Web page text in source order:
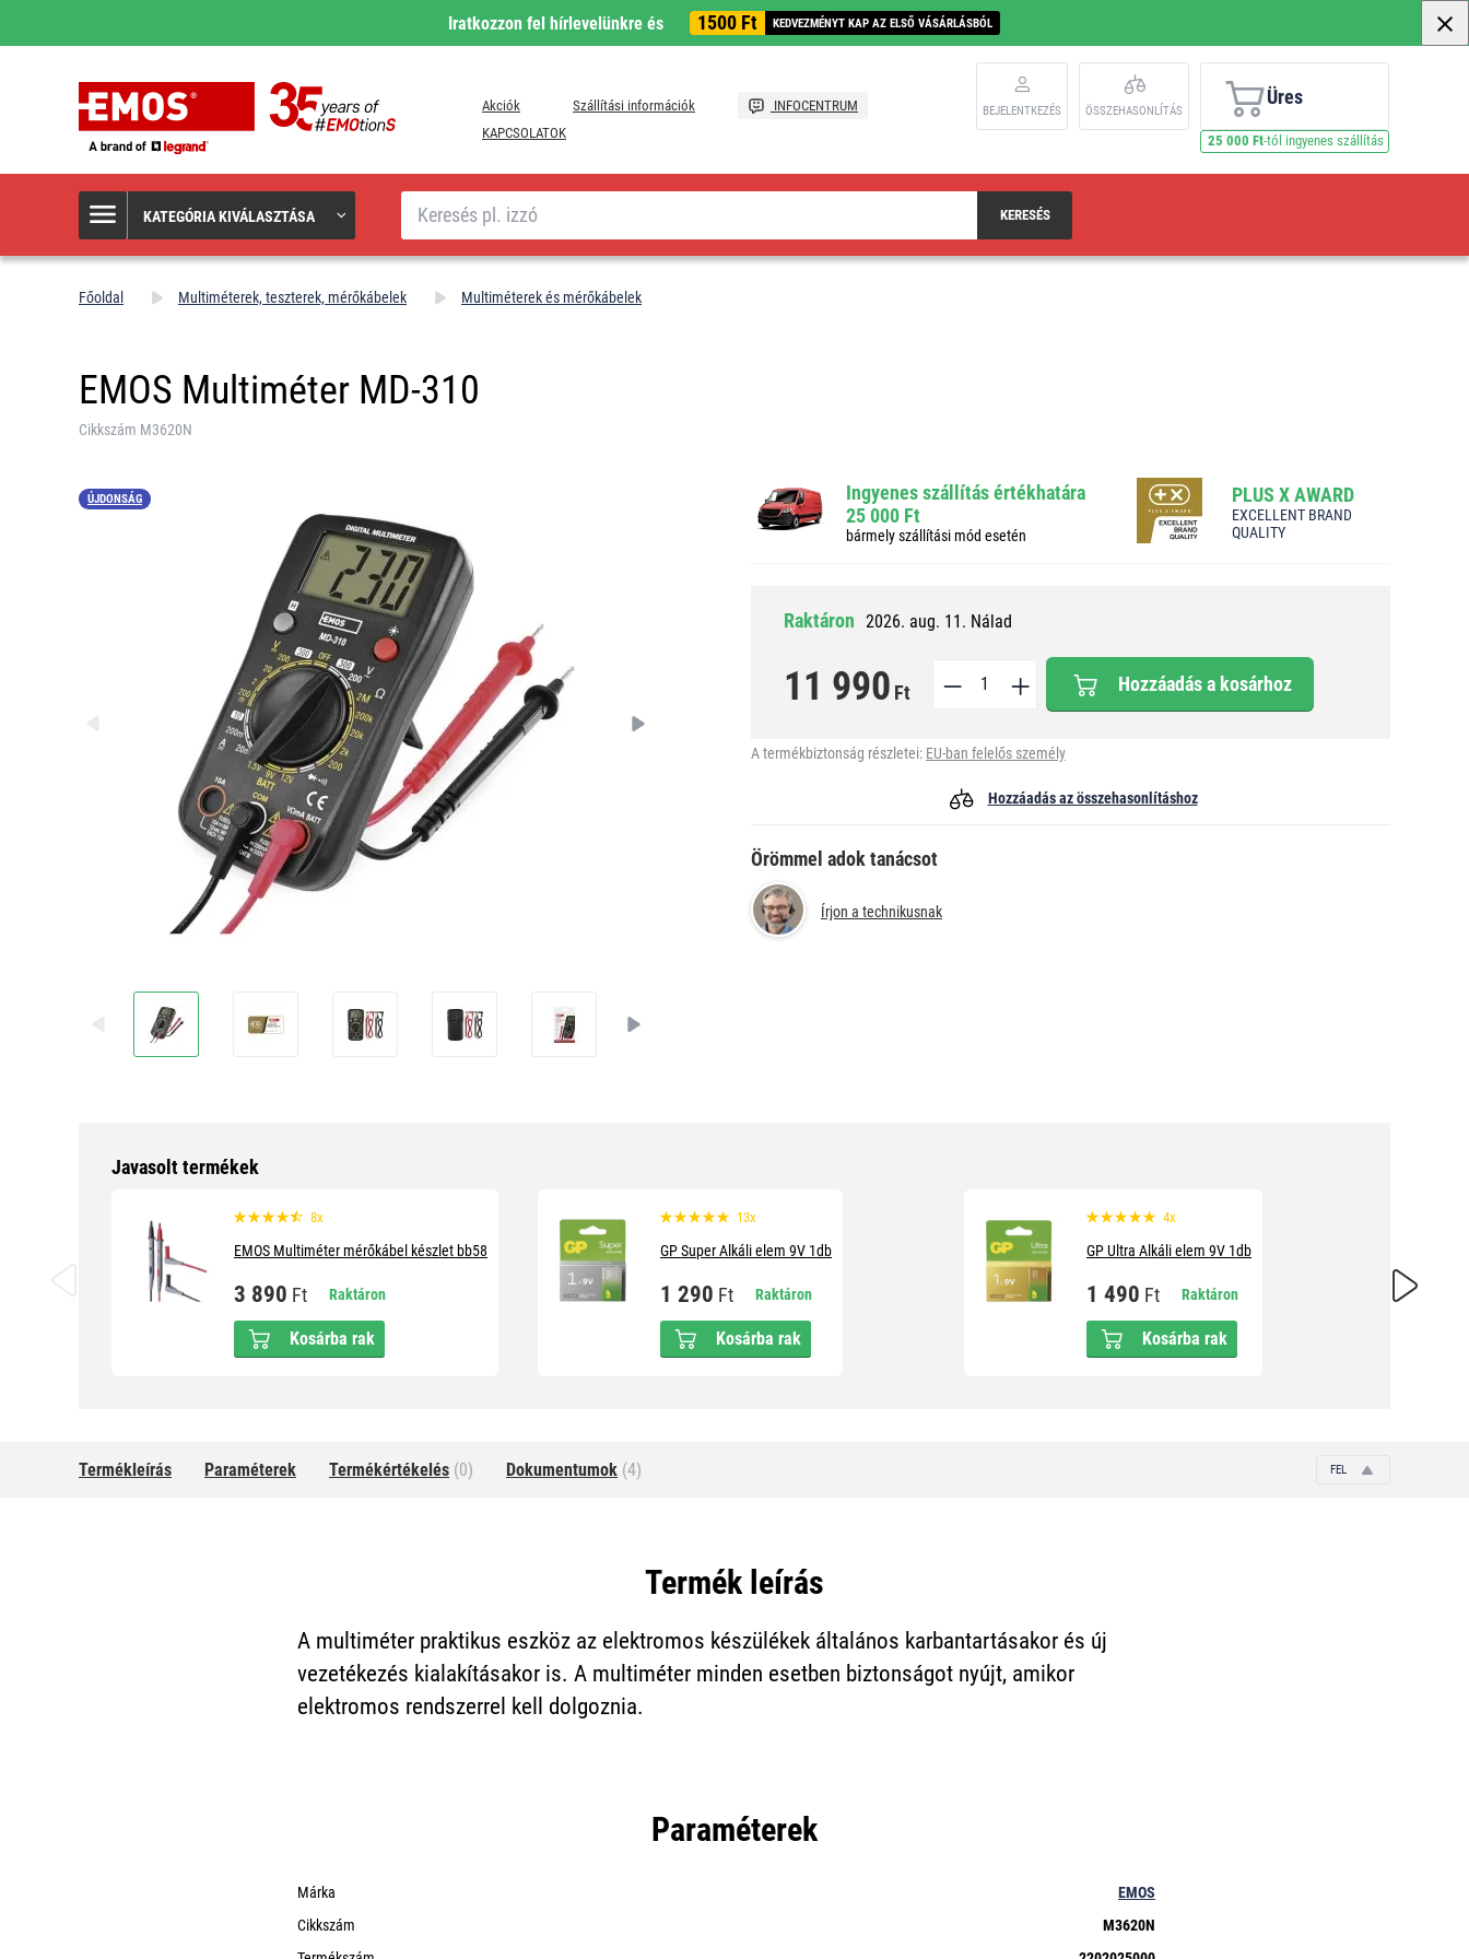
Iratkozzon fel hírlevelünkre és 1500 Ft KEDVEZMÉNYT KAP AZ ELSŐ VÁSÁRLÁSBÓL
Akciók Szállítási információk
INFOCENTRUM
KAPCSOLATOK
BEJELENTKEZÉS ÖSSZEHASONLÍTÁS
Üres
25 000 Ft-tól ingyenes szállítás
KATEGÓRIA KIVÁLASZTÁSA
Keresés
KERESÉS
Főoldal Multiméterek, teszterek, mérőkábelek Multiméterek és mérőkábelek
EMOS Multiméter MD-310
Cikkszám M3620N
ÚJDONSÁG
Ingyenes szállítás értékhatára
25 000 Ft
bármely szállítási mód esetén
PLUS X AWARD
EXCELLENT BRAND
QUALITY
Raktáron 2026. aug. 11. Nálad
11 990 Ft Hozzáadás a kosárhoz
A termékbiztonság részletei: EU-ban felelős személy
Hozzáadás az összehasonlításhoz
Örömmel adok tanácsot
Írjon a technikusnak
Javasolt termékek
8x
EMOS Multiméter mérőkábel készlet bb58
3 890 Ft Raktáron
Kosárba rak
13x
GP Super Alkáli elem 9V 1db
1 290 Ft Raktáron
Kosárba rak
4x
GP Ultra Alkáli elem 9V 1db
1 490 Ft Raktáron
Kosárba rak
Termékleírás Paraméterek Termékértékelés (0) Dokumentumok (4) FEL
Termék leírás
A multiméter praktikus eszköz az elektromos készülékek általános karbantartásakor és új
vezetékezés kialakításakor is. A multiméter minden esetben biztonságot nyújt, amikor
elektromos rendszerrel kell dolgoznia.
Paraméterek
Márka
EMOS
Cikkszám
M3620N